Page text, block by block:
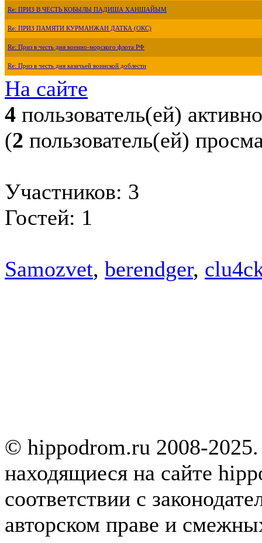
Re: ПРИЗ В ЧЕСТЬ КОБЫЛЫ ПАДИША ХАНШАЙЫМ
Re: ПРИЗ ПАМЯТИ КУРМАНЖАН ДАТКА (ОКС)
Re: Приз в честь дня военно-морского флота РФ
Re: Приз в честь дня казачьей воинской доблести
На сайте
4 пользователь(ей) активно
(2 пользователь(ей)
Участников: 3
Гостей: 1
Samozvet, berendger,
© hippodrom.ru 2008-
находящиеся на сайте
соответствии с
авторском праве и